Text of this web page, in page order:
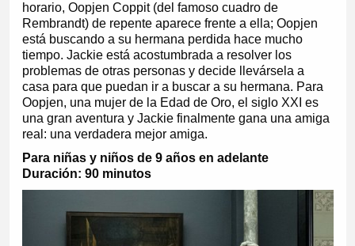
horario, Oopjen Coppit (del famoso cuadro de
Rembrandt) de repente aparece frente a ella; Oopjen
está buscando a su hermana perdida hace mucho
tiempo. Jackie está acostumbrada a resolver los
problemas de otras personas y decide llevársela a
casa para que puedan ir a buscar a su hermana. Para
Oopjen, una mujer de la Edad de Oro, el siglo XXI es
una gran aventura y Jackie finalmente gana una amiga
real: una verdadera mejor amiga.
Para niñas y niños de 9 años en adelante
Duración: 90 minutos